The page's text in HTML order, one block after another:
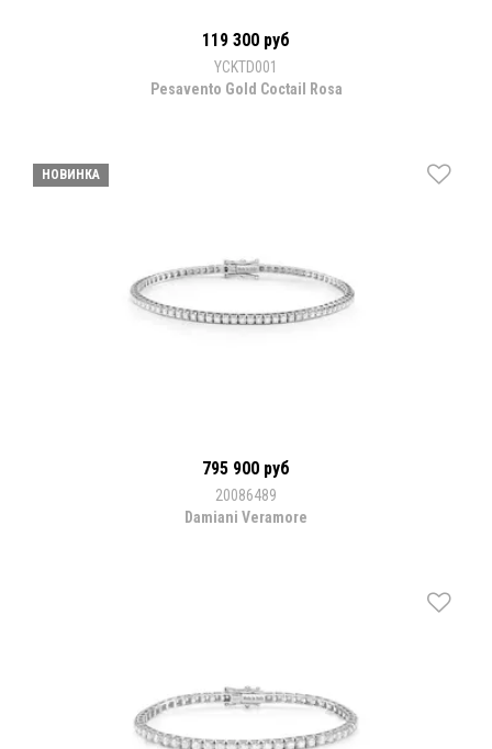
119 300 руб
YCKTD001
Pesavento Gold Coctail Rosa
НОВИНКА
795 900 руб
20086489
Damiani Veramore